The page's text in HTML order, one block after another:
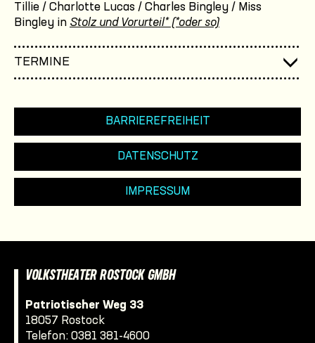
Tillie / Charlotte Lucas / Charles Bingley / Miss
Bingley in Stolz und Vorurteil* (*oder so)
TERMINE
BARRIEREFREIHEIT
DATENSCHUTZ
IMPRESSUM
VOLKSTHEATER ROSTOCK GMBH
Patriotischer Weg 33
18057 Rostock
Telefon: 0381 381-4600